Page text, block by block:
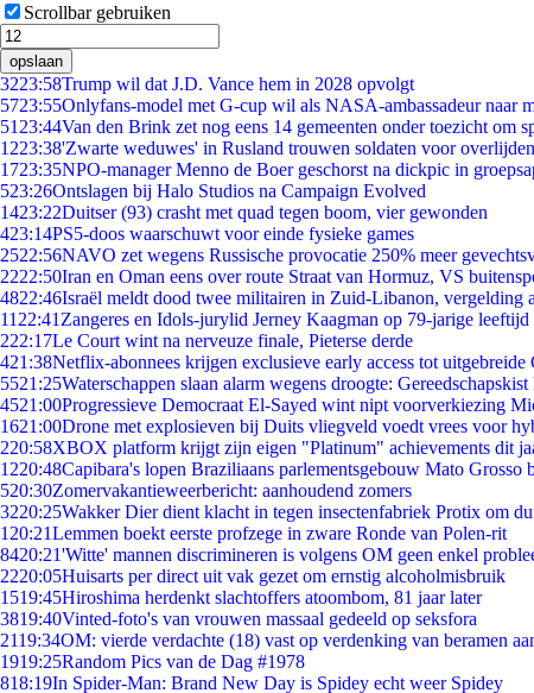
Scrollbar gebruiken
opslaan
3223:58Trump wil dat J.D. Vance hem in 2028 opvolgt
5723:55Onlyfans-model met G-cup wil als NASA-ambassadeur naar
51 23:44Van den Brink zet nog eens 14 gemeenten onder toezicht om
1223:38'Zwarte weduwes' in Rusland trouwen soldaten voor
1723:35NPO-manager Menno de Boer geschorst na dickpic in
523:26Ontslagen bij Halo Studios na Campaign Evolved
1423:22Duitser (93) crasht met quad tegen boom, vier gewonden
423:14PS5-doos waarschuwt voor einde fysieke games
2522:56NAVO zet wegens Russische provocatie 250% meer
2222:50Iran en Oman eens over route Straat van Hormuz, VS
4822:46Israël meldt dood twee militairen in Zuid-Libanon, vergelding
11 22:41 Zangeres en Idols-jurylid Jerney Kaagman op 79-jarige leeftijd
222:17Le Court wint na nerveuze finale, Pieterse derde
421:38Netflix-abonnees krijgen exclusieve early access tot
5521:25Waterschappen slaan alarm wegens droogte: Gereedschapskist
4521:00Progressieve Democraat El-Sayed wint nipt voorverkiezing
1621:00Drone met explosieven bij Duits vliegveld voedt vrees voor
220:58XBOX platform krijgt zijn eigen "Platinum" achievements dit
1220:48Capibara's lopen Braziliaans parlementsgebouw Mato Grosso
520:30Zomervakantieweerbericht: aanhoudend zomers
3220:25Wakker Dier dient klacht in tegen insectenfabriek Protix om
1 20:21Lemmen boekt eerste profzege in zware Ronde van Polen-rit
8420:21'Witte' mannen discrimineren is volgens OM geen enkel
2220:05Huisarts per direct uit vak gezet om ernstig alcoholmisbruik
1519:45Hiroshima herdenkt slachtoffers atoombom, 81 jaar later
3819:40Vinted-foto's van vrouwen massaal gedeeld op seksfora
2119:34OM: vierde verdachte (18) vast op verdenking van beramen
1919:25Random Pics van de Dag #1978
818:19In Spider-Man: Brand New Day is Spidey echt weer Spidey